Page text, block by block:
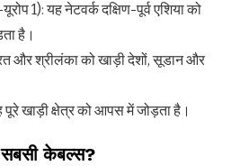
1): यह नेटवर्क दक्षिण-पूर्व एशिया को
है।
और श्रीलंका को खाड़ी देशों, सूडान और
खाड़ी क्षेत्र को आपस में जोड़ता है।
सबसी केबल्स?